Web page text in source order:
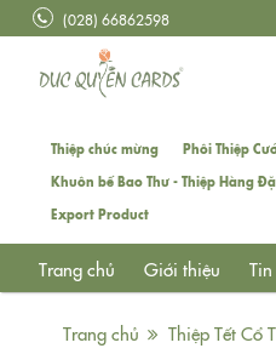
(028) 66862598
Thiệp chúc mừng Phôi Thiệp
Khuôn bế Bao Thư - Thiệp Hàng
Export Product
Trang chủ Giới thiệu
Trang chủ Thiệp Tết Cổ